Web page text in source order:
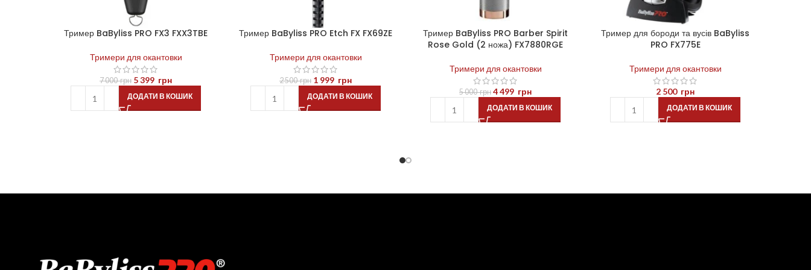
Тример BaByliss PRO FX3 FXX3TBE
Тримери для окантовки
7 000грн 5 399 грн
ДОДАТИ В КОШИК
Тример BaByliss PRO Etch FX FX69ZE
Тримери для окантовки
2 500грн 1 999 грн
ДОДАТИ В КОШИК
Тример BaByliss PRO Barber Spirit
Rose Gold (2 ножа) FX7880RGE
Тримери для окантовки
5 000грн 4 499 грн
ДОДАТИ В КОШИК
Тример для бороди та вусів BaByliss
PRO FX775E
Тримери для окантовки
2 500 грн
ДОДАТИ В КОШИК